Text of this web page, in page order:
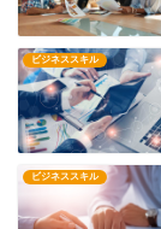
ビジネススキル
ビジネススキル